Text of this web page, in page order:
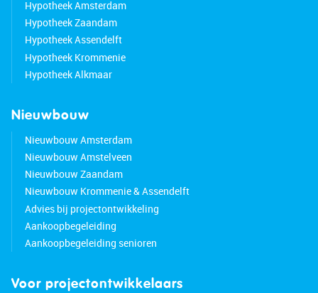
Hypotheek Amsterdam
Hypotheek Zaandam
Hypotheek Assendelft
Hypotheek Krommenie
Hypotheek Alkmaar
Nieuwbouw
Nieuwbouw Amsterdam
Nieuwbouw Amstelveen
Nieuwbouw Zaandam
Nieuwbouw Krommenie & Assendelft
Advies bij projectontwikkeling
Aankoopbegeleiding
Aankoopbegeleiding senioren
Voor projectontwikkelaars